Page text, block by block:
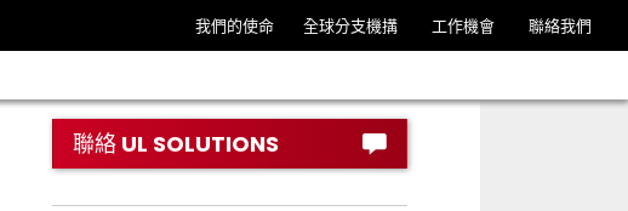
我們的使命 全球分支機搆 工作機會 聯絡我們
聯絡 UL SOLUTIONS